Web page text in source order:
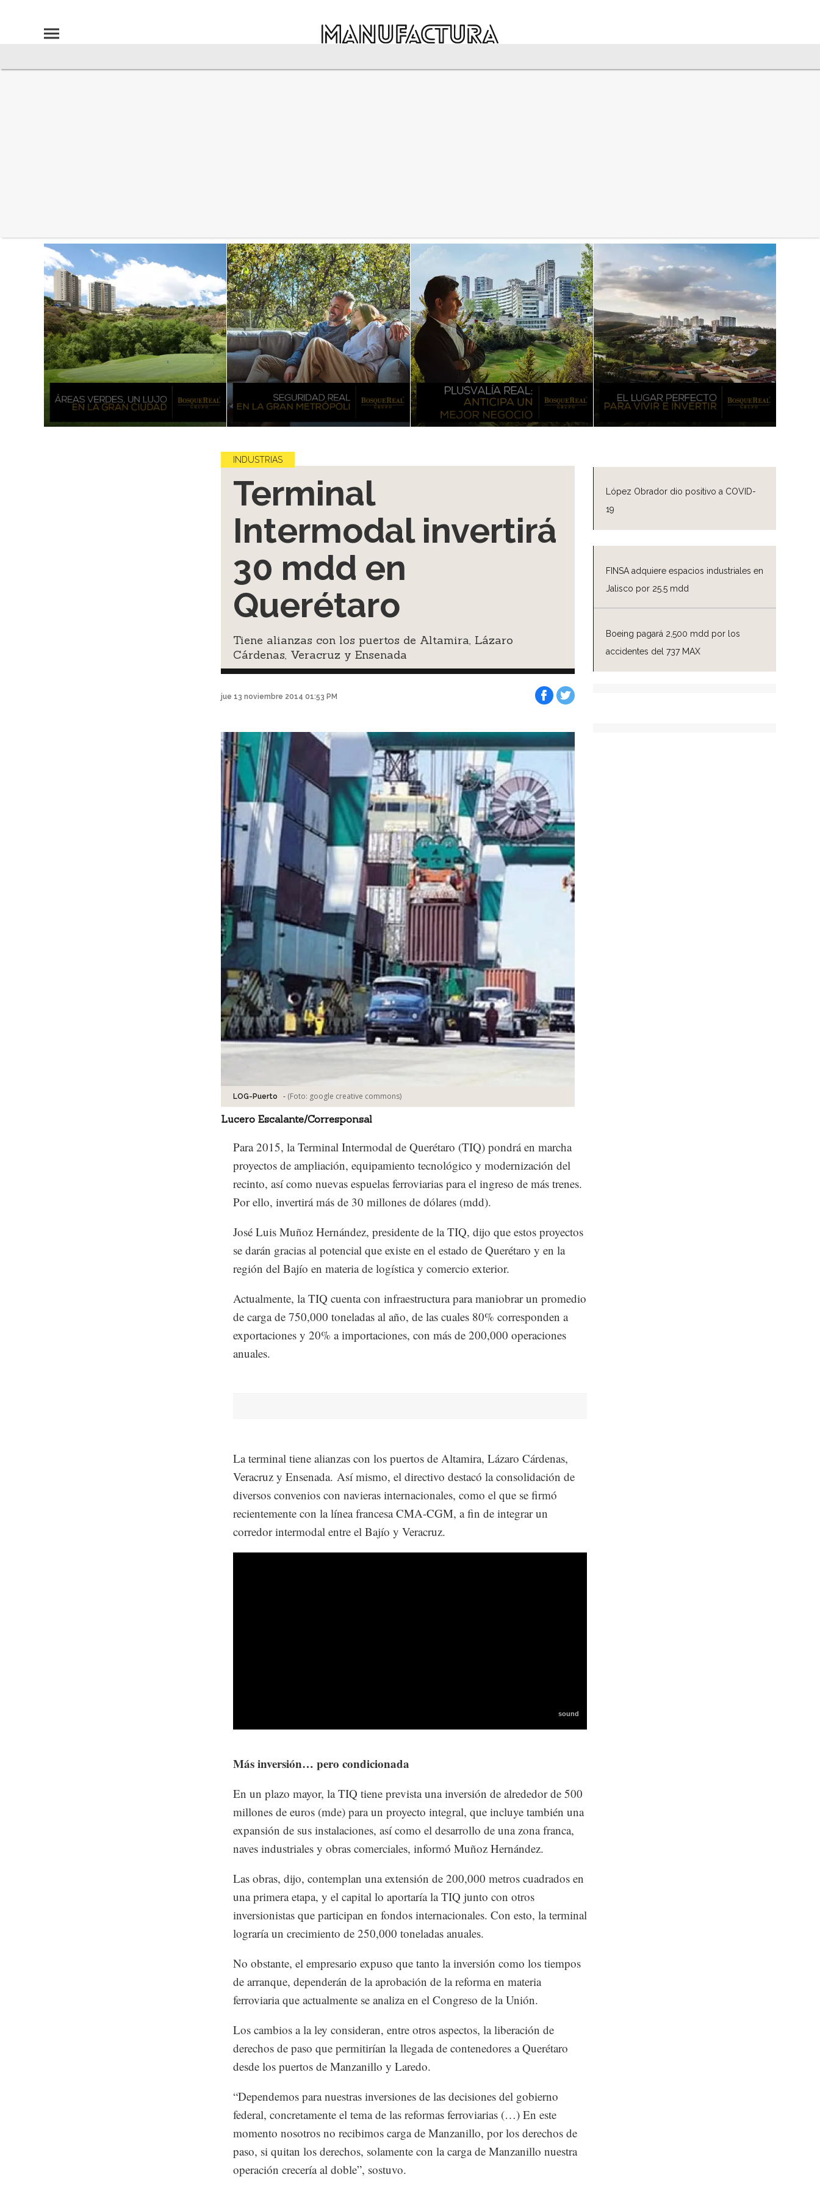
López Obrador dio positivo a COVID-
19
FINSA adquiere espacios industriales en
Jalisco por 25.5 mdd
Boeing pagará 2,500 mdd por los
accidentes del 737 MAX
INDUSTRIAS
Terminal
Intermodal invertirá
30 mdd en
Querétaro
Tiene alianzas con los puertos de Altamira, Lázaro
Cárdenas, Veracruz y Ensenada
jue 13 noviembre 2014 01:53 PM
LOG-Puerto - (Foto: google creative commons)
Lucero Escalante/Corresponsal
Para 2015, la Terminal Intermodal de Querétaro (TIQ) pondrá en marcha
proyectos de ampliación, equipamiento tecnológico y modernización del
recinto, así como nuevas espuelas ferroviarias para el ingreso de más trenes.
Por ello, invertirá más de 30 millones de dólares (mdd).
José Luis Muñoz Hernández, presidente de la TIQ, dijo que estos proyectos
se darán gracias al potencial que existe en el estado de Querétaro y en la
región del Bajío en materia de logística y comercio exterior.
Actualmente, la TIQ cuenta con infraestructura para maniobrar un promedio
de carga de 750,000 toneladas al año, de las cuales 80% corresponden a
exportaciones y 20% a importaciones, con más de 200,000 operaciones
anuales.
La terminal tiene alianzas con los puertos de Altamira, Lázaro Cárdenas,
Veracruz y Ensenada. Así mismo, el directivo destacó la consolidación de
diversos convenios con navieras internacionales, como el que se firmó
recientemente con la línea francesa CMA-CGM, a fin de integrar un
corredor intermodal entre el Bajío y Veracruz.
Más inversión… pero condicionada
En un plazo mayor, la TIQ tiene prevista una inversión de alrededor de 500
millones de euros (mde) para un proyecto integral, que incluye también una
expansión de sus instalaciones, así como el desarrollo de una zona franca,
naves industriales y obras comerciales, informó Muñoz Hernández.
Las obras, dijo, contemplan una extensión de 200,000 metros cuadrados en
una primera etapa, y el capital lo aportaría la TIQ junto con otros
inversionistas que participan en fondos internacionales. Con esto, la terminal
lograría un crecimiento de 250,000 toneladas anuales.
No obstante, el empresario expuso que tanto la inversión como los tiempos
de arranque, dependerán de la aprobación de la reforma en materia
ferroviaria que actualmente se analiza en el Congreso de la Unión.
Los cambios a la ley consideran, entre otros aspectos, la liberación de
derechos de paso que permitirían la llegada de contenedores a Querétaro
desde los puertos de Manzanillo y Laredo.
“Dependemos para nuestras inversiones de las decisiones del gobierno
federal, concretamente el tema de las reformas ferroviarias (…) En este
momento nosotros no recibimos carga de Manzanillo, por los derechos de
paso, si quitan los derechos, solamente con la carga de Manzanillo nuestra
operación crecería al doble”, sostuvo.